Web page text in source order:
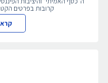
קרובות בפרטים